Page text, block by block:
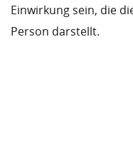
Einwirkung sein, die
Person darstellt.